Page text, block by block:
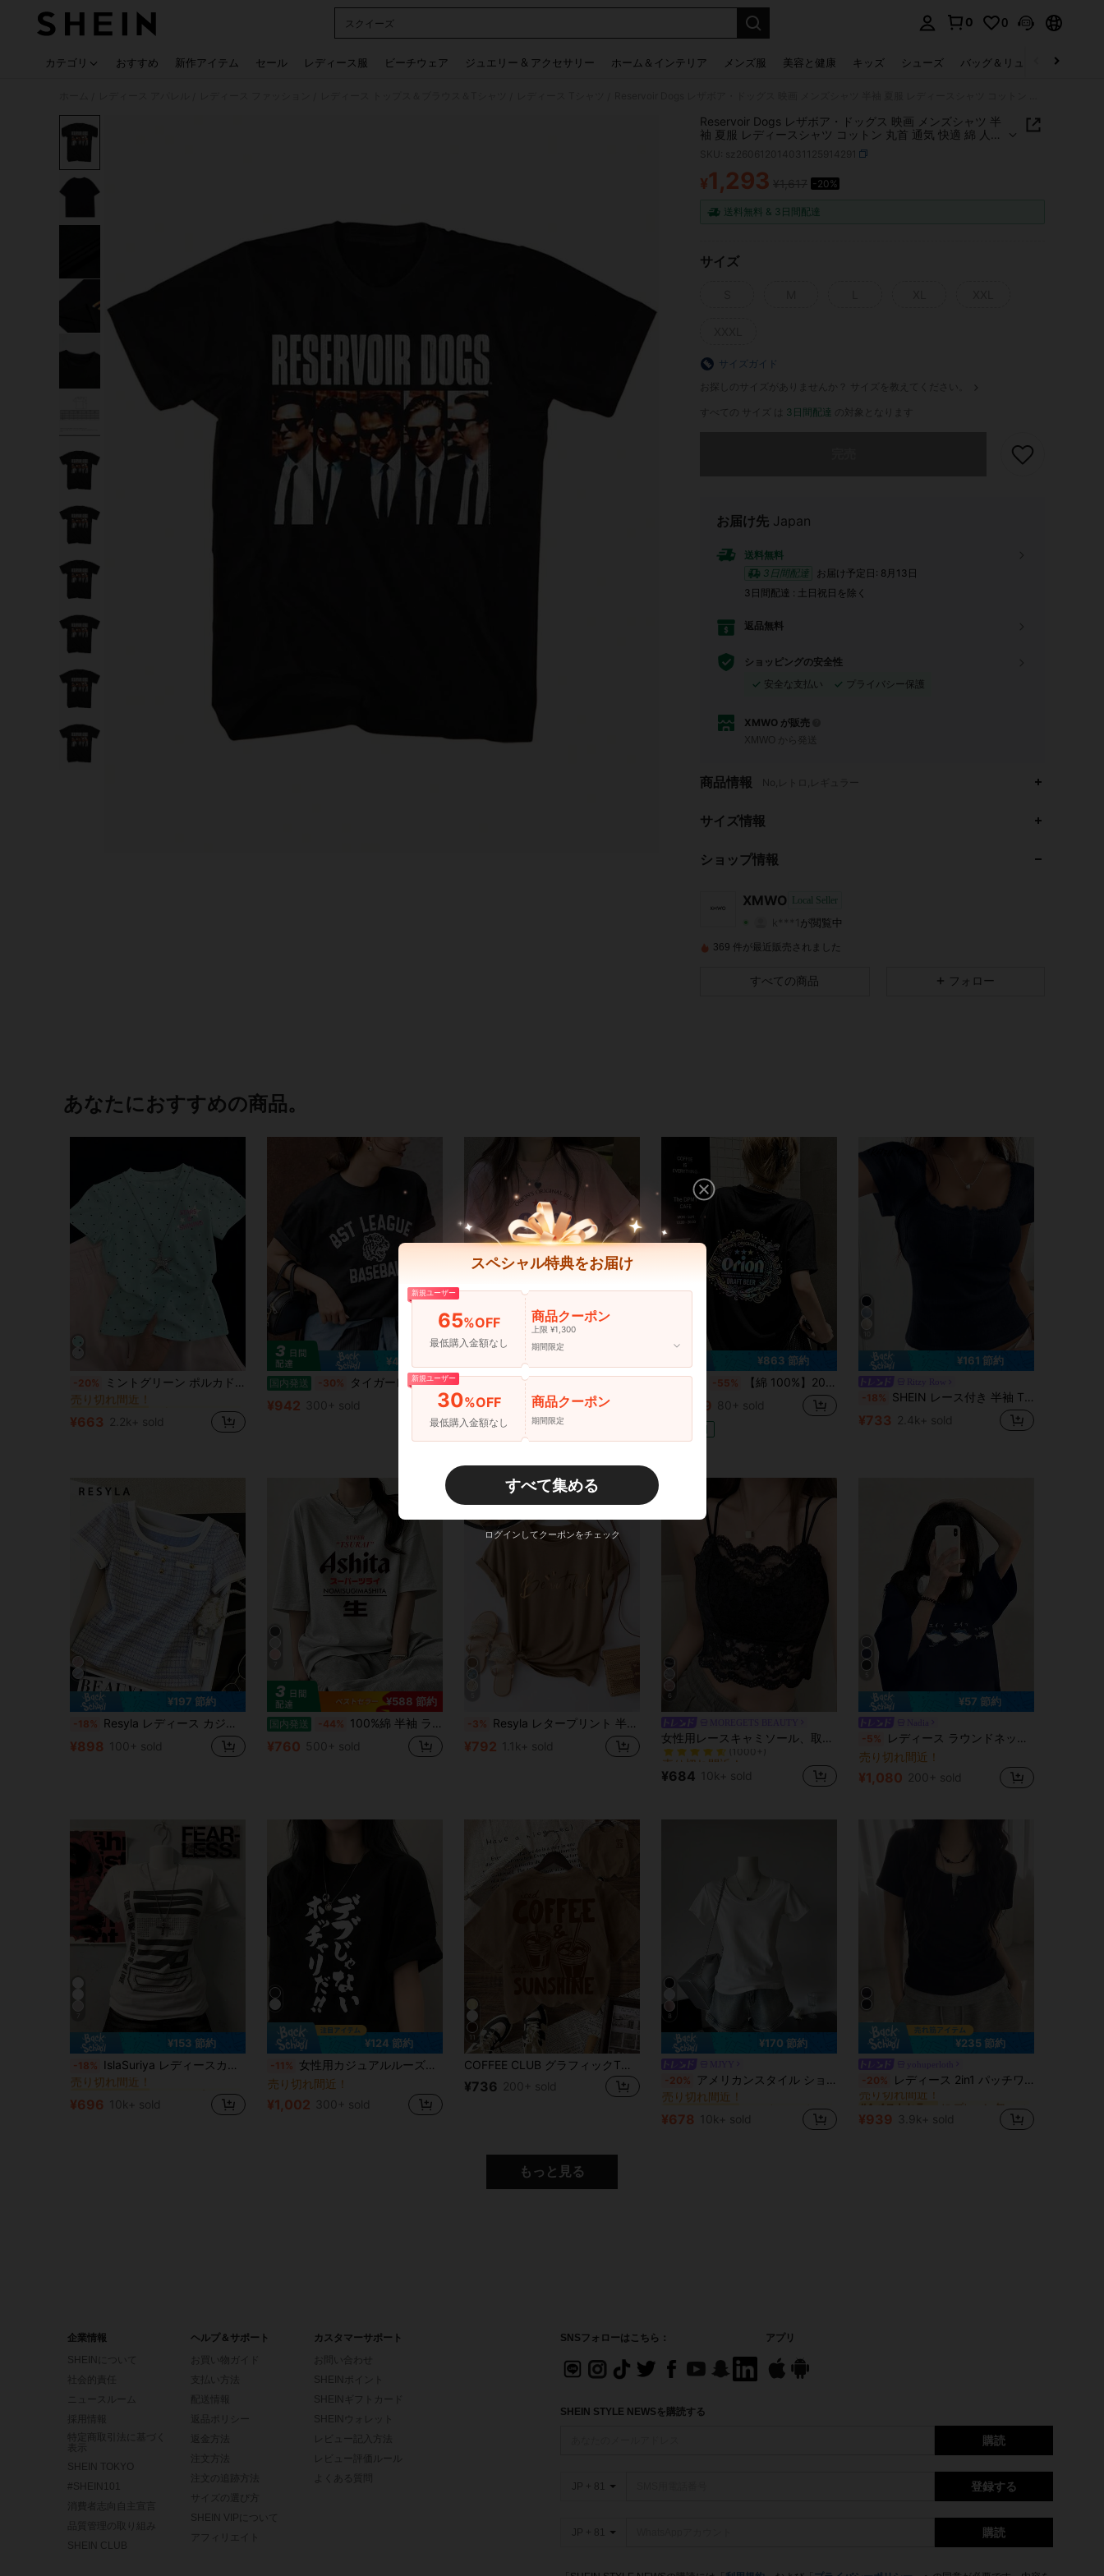
スクイーズ
0 0
カテゴリ おすすめ 新作アイテム セール レディース服 ビーチウェア ジュエリー & アクセサリー ホーム＆インテリア メンズ服 美容と健康 キッズ シューズ バッグ＆リュック
Reservoir Dogs レザボア・ドッグス 映画 メンズシャツ 半
袖 夏服 レディースシャツ コットン 丸首 通気 快適 綿 人気
おしゃれ 男女兼用 大きいサイズ
PRICE AND AVAILABILITY
¥1,293 -20%
送料無料 & 3日間配達
サイズ
サイズガイド
お探しのサイズがありませんか？ サイズを教えてください。
すべての サイズ は 3日間配達 の対象となります
お届け先 Japan
送料無料
3日間配達
お届け予定日: 8月13日
3日間配達 : 土日祝日を除く
返品無料
ショッピングの安全性
安全な支払い
プライバシー保護
XMWO が販売
XMWO から発送
商品情報 No,レトロ,レギュラー
サイズ情報
ショップ情報
XMWO Local Seller
4.26
4.26
4.26 5.9K商品
15
369 件が最近販売されました
すべての商品 フォロー
あなたにおすすめの商品。
-20% ミントグリーン ポルカドット スクエアネック Y2K 半袖トップ、スター&レターグラフィック、夏 セクシー スリムフィット Tシャツ レディース カジュアル
売り切れ間近！
#7 ベストセラー
売り切れ間近！
#7 ベストセラー
売り切れ間近！
#7 ベストセラー に 短い カジュアルTシャツ
¥663 2.2k+ sold
¥406 節約
国内発送 -30% タイガーレタープリント柄ルーズフィット半袖Tシャツ 100%コットン 200グラム レディース半袖トップス 1枚
¥942 300+ sold
7
-30%
(500+)
¥326 1.3k+ sold
¥863 節約
-55% 【綿 100%】200g 厚手半袖 t シャツレディース 夏服 y2k レインボーオリオンビール紋章バックプリントトップス オーバーサイズてぃーしゃつ オフィスカジュアル おしゃれ旅行用ブラック半袖トップス
¥699 80+ sold
4-5日
¥161 節約
-18% SHEIN レース付き 半袖 Tシャツ レディース、夏新作 スリムフィット 3つボタンフロントトップス
¥733 2.4k+ sold
¥197 節約
-18% Resyla レディース カジュアル チェック柄 半袖Tシャツ 夏用
¥898 100+ sold
¥588 節約
国内発送 -44% 100%綿 半袖 ラウンドネック Tシャツ 夏服 レディース おもしろプリント ゆったり カジュアル トップス
¥760 500+ sold
-3% Resyla レタープリント 半袖Tシャツ、ウィメンズグラフィックTシャツ
¥792 1.1k+ sold
6
女性用レースキャミソール、取り外し可能なパッド付き、かわいい&セクシーな無地インナー、新学期、冬、クリスマス、春節、カジュアルブラックサマーに適しています、シック&エレガント
売り切れ間近！
(1000+)
売り切れ間近！
売り切れ間近！
売り切れ間近！
¥684 10k+ sold
¥57 節約
-5%
レディース ラウンドネック ルーズ カジュアル レター&魚柄 半袖Tシャツ 春夏
売り切れ間近！
¥1,080 200+ sold
¥153 節約
-18% IslaSuriya レディースカジュアルスローガンプリントラインストーンショートスリーブTシャツ
#4 ベストセラー に スクープネック 女性用トップス、ブラウス、Tシャツ
売り切れ間近！
#4 ベストセラー
売り切れ間近！
#4 ベストセラー
売り切れ間近！
#4 ベストセラー に スクープネック 女性用トップス、ブラウス、Tシャツ
¥696 10k+ sold
¥124 節約
-11% 女性用カジュアルルーズラウンドネック面白いカートゥーングラフィックショートスリーブTシャツ、ミニマリストデザイン、春夏ブラック
売り切れ間近！
¥1,002 300+ sold
11
COFFEE CLUB グラフィックTシャツ、レディースカジュアルラウンドネック半袖Tシャツ、夏、バケーション、ビーチに適したブラウン
¥736 200+ sold
8
¥170 節約
-20% アメリカンスタイル ショートスリーブ クルーネック フィッテッド Tシャツ レディース、春夏、新作ホワイトカジュアルトップス
#1 ベストセラー
売り切れ間近！
#1 ベストセラー
売り切れ間近！
#1 ベストセラー
売り切れ間近！
#1 ベストセラー ファブリック 女性用Tシャツ
¥678 10k+ sold
¥235 節約
-20% レディース 2in1 パッチワーク スリムフィット 多用途 カジュアル 半袖Tシャツ ブラック 夏用
#4 ベストセラー
売り切れ間近！
#4 ベストセラー
売り切れ間近！
#4 ベストセラー
売り切れ間近！
#4 ベストセラー に プレーン 無地のカジュアルTシャツ
¥939 3.9k+ sold
もっと見る
企業情報
SHEINについて
ニュースルーム
SHEIN TOKYO
#SHEIN101
消費者志向自主宣言
品質管理の取り組み
SHEIN CLUB
ヘルプ＆サポート
お買い物ガイド
支払い方法
返品ポリシー
サイズの選び方
SHEIN VIPについて
アフィリエイト
カスタマーサポート
お問い合わせ
SHEINポイント
SHEINギフトカード
SHEINウォレット
レビュー記入方法
レビュー評価ルール
よくある質問
SNSフォローはこちら： アプリ
SHEIN STYLE NEWSを購読する
購読
JP + 81 登録する
JP + 81 購読
スペシャル特典をお届け
新規ユーザー
65%OFF
最低購入金額なし
商品クーポン
上限 ¥1,300
期間限定
新規ユーザー
30%OFF
最低購入金額なし
商品クーポン
期間限定
すべて集める
ログインしてクーポンをチェック